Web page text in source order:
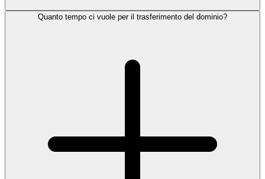
Quanto tempo ci vuole per il trasferimento del dominio?